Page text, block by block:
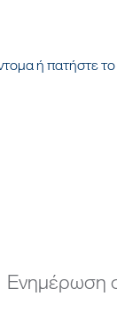
ή πατήστε το
Ενημέρωση